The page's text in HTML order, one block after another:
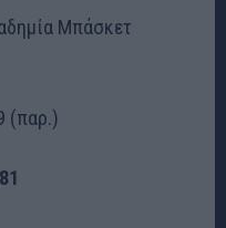
Μπάσκετ
(παρ.)